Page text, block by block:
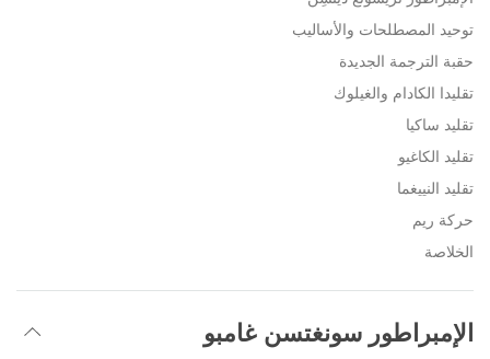
توحيد المصطلحات والأساليب
حقبة الترجمة الجديدة
تقليدا الكادام والغيلوك
تقليد ساكيا
تقليد الكاغيو
تقليد النييغما
حركة ريم
الخلاصة
الإمبراطور سونغتسن غامبو